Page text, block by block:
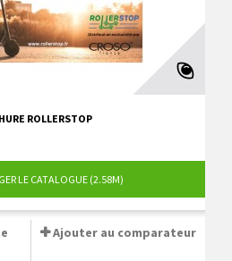
ROLLERSTOP
LE CATALOGUE (2.58M)
Ajouter au comparateur